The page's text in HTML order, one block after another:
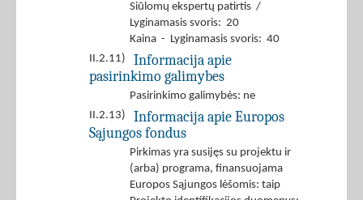
Siūlomų ekspertų patirtis /
Lyginamasis svoris: 20
Kaina - Lyginamasis svoris: 40
II.2.11)
Informacija apie
pasirinkimo galimybes
Pasirinkimo galimybės: ne
II.2.13)
Informacija apie Europos
Sąjungos fondus
Pirkimas yra susijęs su projektu ir
(arba) programa, finansuojama
Europos Sąjungos lėšomis: taip